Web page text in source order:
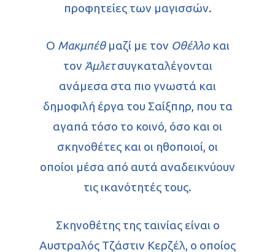
προφητείες των μαγισσών.
Ο Μακμπέθμαζί με τον Οθέλλοκαι
τον Άμλετσυγκαταλέγονται
ανάμεσα στα πιο γνωστά και
δημοφιλή έργα του Σαίξπηρ, που τα
αγαπά τόσο το κοινό, όσο και οι
σκηνοθέτες και οι ηθοποιοί, οι
οποίοι μέσα από αυτά αναδεικνύουν
τις ικανότητές τους.
Σκηνοθέτης της ταινίας είναι ο
Αυστραλός Τζάστιν Κερζέλ, ο οποίος
Βιογραφικό